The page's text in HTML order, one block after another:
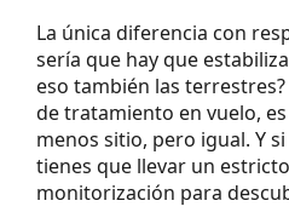
La única diferencia con
sería que hay que
eso también las
de tratamiento en vuelo,
menos sitio, pero igual. Y
tienes que llevar un
monitorización para